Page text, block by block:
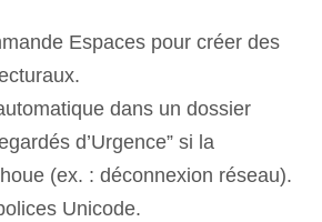
Espaces pour créer des
dans un dossier
d’Urgence” si la
(ex. : déconnexion réseau).
Unicode.